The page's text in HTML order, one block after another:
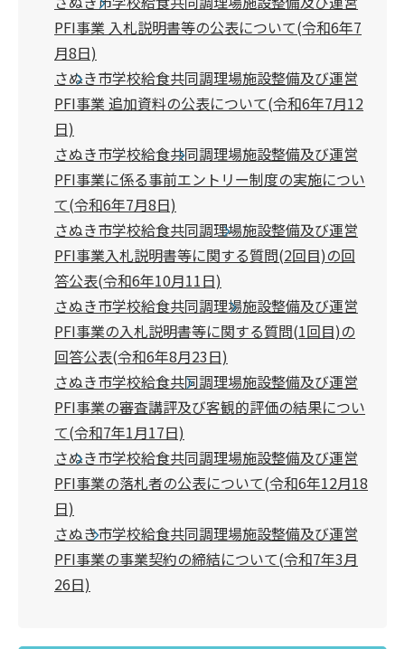
PFI事業 入札説明書等の公表について(令和6年7
月8日)
さぬき市学校給食共同調理場施設整備及び運営
PFI事業 追加資料の公表について(令和6年7月12
日)
さぬき市学校給食共同調理場施設整備及び運営
PFI事業に係る事前エントリー制度の実施につい
て(令和6年7月8日)
さぬき市学校給食共同調理場施設整備及び運営
PFI事業入札説明書等に関する質問(2回目)の回
答公表(令和6年10月11日)
さぬき市学校給食共同調理場施設整備及び運営
PFI事業の入札説明書等に関する質問(1回目)の
回答公表(令和6年8月23日)
さぬき市学校給食共同調理場施設整備及び運営
PFI事業の審査講評及び客観的評価の結果につい
て(令和7年1月17日)
さぬき市学校給食共同調理場施設整備及び運営
PFI事業の落札者の公表について(令和6年12月18
日)
さぬき市学校給食共同調理場施設整備及び運営
PFI事業の事業契約の締結について(令和7年3月
26日)